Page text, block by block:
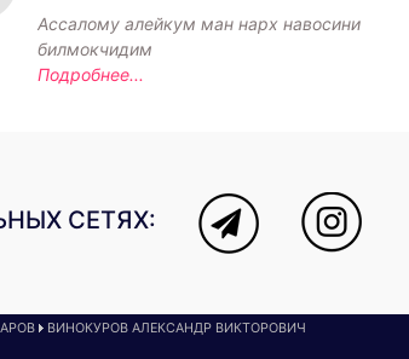
Ассалому алейкум ман нарх навосини
билмокчидим
Подробнее...
СЕТЯХ:
ВИНОКУРОВ АЛЕКСАНДР ВИКТОРОВИЧ